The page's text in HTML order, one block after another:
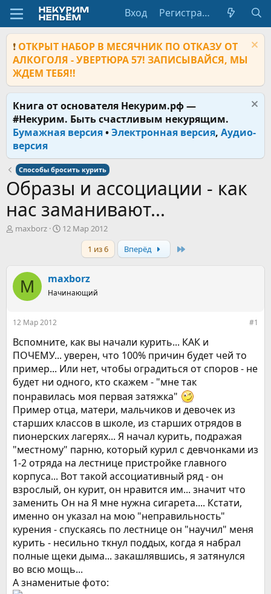
Вход Регистрация
❗ ОТКРЫТ НАБОР В МЕСЯЧНИК ПО ОТКАЗУ ОТ
АЛКОГОЛЯ - УВЕРТЮРА 57! ЗАПИСЫВАЙСЯ, МЫ
ЖДЕМ ТЕБЯ!!
Книга от основателя Некурим.рф —
#Некурим. Быть счастливым некурящим.
Бумажная версия•Электронная версия, Аудио-
версия
Способы бросить курить
Образы и ассоциации - как
нас заманивают...
А
т
е
maxborz
Д
а
ч
12 Мар 2012
1 из 6
Вперёд
M maxborz
Начинающий
12 Мар 2012 #1
Вспомните, как вы начали курить... КАК и
ПОЧЕМУ... уверен, что 100% причин будет чей то
пример... Или нет, чтобы оградиться от споров - не
будет ни одного, кто скажем - "мне так
понравилась моя первая затяжка"
Пример отца, матери, мальчиков и девочек из
старших классов в школе, из старших отрядов в
пионерских лагерях... Я начал курить, подражая
"местному" парню, который курил с девчонками из
1-2 отряда на лестнице пристройке главного
корпуса... Вот такой ассоциативный ряд - он
взрослый, он курит, он нравится им... значит что
заменить Он на Я мне нужна сигарета.... Кстати,
именно он указал на мою "неправильность"
курения - спускаясь по лестнице он "научил" меня
курить - несильно ткнул поддых, когда я набрал
полные щеки дыма... закашлявшись, я затянулся
во всю мощь...
А знаменитые фото: